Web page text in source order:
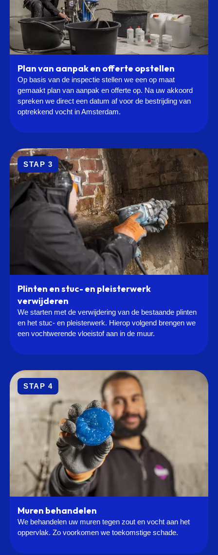
Plan van aanpak en offerte opstellen
Op basis van de inspectie stellen we een op maat
gemaakt plan van aanpak en offerte op. Na uw akkoord
spreken we direct een datum af voor de bestrijding van
optrekkend vocht in Amsterdam.
STAP 3
Plinten en stuc- en pleisterwerk
verwijderen
We starten met de verwijdering van de bestaande plinten
en het stuc- en pleisterwerk. Hierop volgend brengen we
een vochtwerende vloeistof aan in de muur.
STAP 4
Muren behandelen
We behandelen uw muren tegen zout en vocht aan het
oppervlak. Zo voorkomen we toekomstige schade.